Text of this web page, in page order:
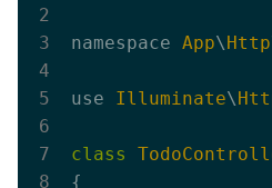
namespace App\ Http
use Illuminate\
class
{